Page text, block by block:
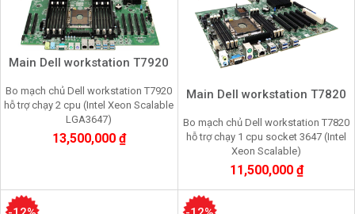
Main Dell workstation T7920
Bo mạch chủ Dell workstation T7920
hỗ trợ chạy 2 cpu (Intel Xeon Scalable
LGA3647)
13,500,000 ₫
Main Dell workstation T7820
Bo mạch chủ Dell workstation T7820
hỗ trợ chạy 1 cpu socket 3647 (Intel
Xeon Scalable)
11,500,000 ₫